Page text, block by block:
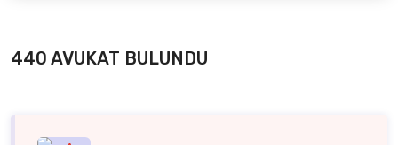
440 AVUKAT BULUNDU